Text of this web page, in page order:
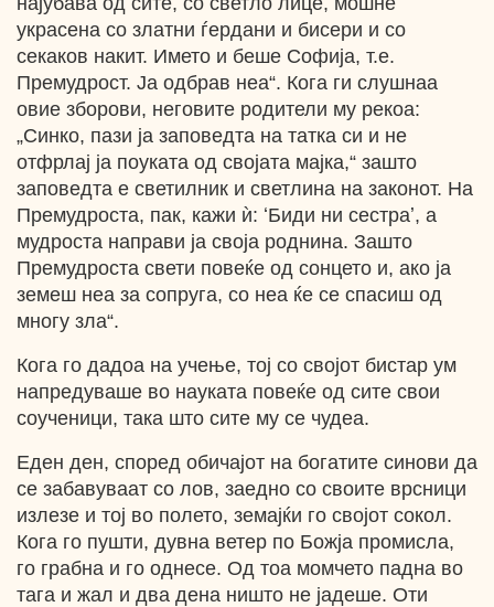
украсена со златни ѓердани и бисери и со
секаков накит. Името и беше Софија, т.е.
Премудрост. Ја одбрав неа“. Кога ги слушнаа
овие зборови, неговите родители му рекоа:
„Синко, пази ја заповедта на татка си и не
отфрлај ја поуката од својата мајка,“ зашто
заповедта е светилник и светлина на законот. На
Премудроста, пак, кажи ѝ: ʻБиди ни сестраʼ, а
мудроста направи ја своја роднина. Зашто
Премудроста свети повеќе од сонцето и, ако ја
земеш неа за сопруга, со неа ќе се спасиш од
многу зла“.
Кога го дадоа на учење, тој со својот бистар ум
напредуваше во науката повеќе од сите свои
соученици, така што сите му се чудеа.
Еден ден, според обичајот на богатите синови да
се забавуваат со лов, заедно со своите врсници
излезе и тој во полето, земајќи го својот сокол.
Кога го пушти, дувна ветер по Божја промисла,
го грабна и го однесе. Од тоа момчето падна во
тага и жал и два дена ништо не јадеше. Оти